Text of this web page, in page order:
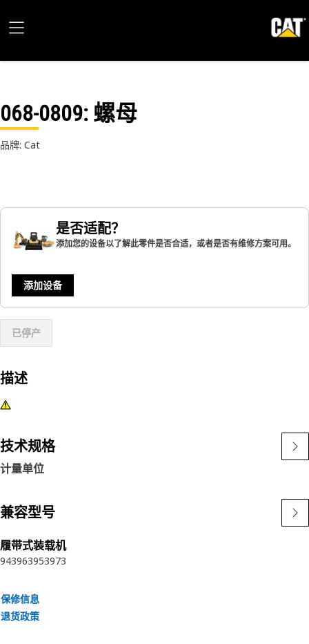
068-0809: 螺母
品牌: Cat
是否适配？
添加您的设备以了解此零件是否合适，或者是否有维修方案可用。
添加设备
已停产
描述
技术规格
计量单位
兼容型号
履带式装载机
943963953973
保修信息
退货政策